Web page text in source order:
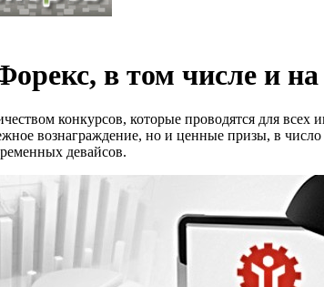
в том числе и на
конкурсов, которые проводятся для всех
вознаграждение, но и ценные призы, в
девайсов.